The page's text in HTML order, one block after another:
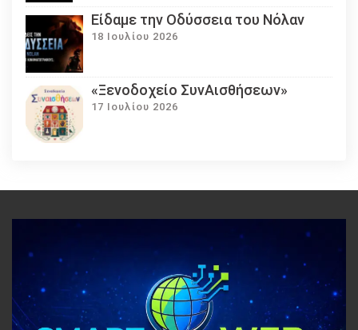
Eίδαμε την Οδύσσεια του Νόλαν
18 Ιουλίου 2026
«Ξενοδοχείο ΣυνΑισθήσεων»
17 Ιουλίου 2026